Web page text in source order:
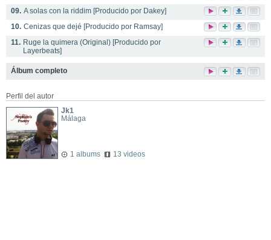
09. A solas con la riddim [Producido por Dakey]
10. Cenizas que dejé [Producido por Ramsay]
11. Ruge la quimera (Original) [Producido por
Layerbeats]
Álbum completo
Perfil del autor
Jk1
Málaga
1 albums 13 videos